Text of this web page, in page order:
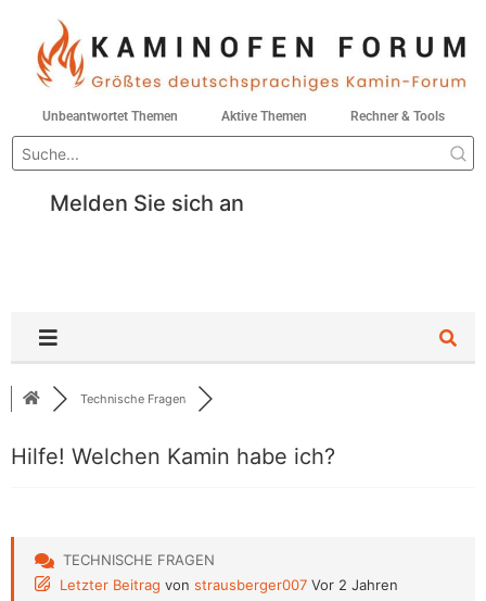
Unbeantwortet Themen Aktive Themen Rechner & Tools
Melden Sie sich an
Technische Fragen
Hilfe! Welchen Kamin habe ich?
TECHNISCHE FRAGEN
Letzter Beitrag von strausberger007 Vor 2 Jahren